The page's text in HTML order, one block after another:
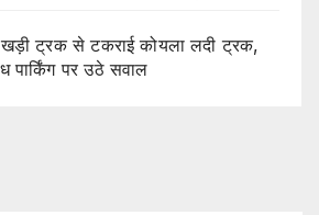
खड़ी ट्रक से टकराई कोयला लदी ट्रक,
पार्किंग पर उठे सवाल